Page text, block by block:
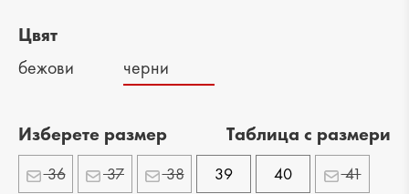
Цвят
бежови
черни
Изберете размер Tаблица с размери
36 37 38 39 40 41